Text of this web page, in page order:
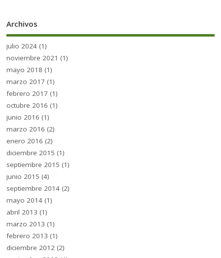
Archivos
julio 2024 (1)
noviembre 2021 (1)
mayo 2018 (1)
marzo 2017 (1)
febrero 2017 (1)
octubre 2016 (1)
junio 2016 (1)
marzo 2016 (2)
enero 2016 (2)
diciembre 2015 (1)
septiembre 2015 (1)
junio 2015 (4)
septiembre 2014 (2)
mayo 2014 (1)
abril 2013 (1)
marzo 2013 (1)
febrero 2013 (1)
diciembre 2012 (2)